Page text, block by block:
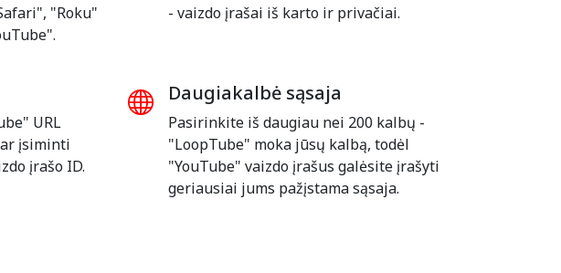
"Roku"
- vaizdo įrašai iš karto ir privačiai.
URL
įsiminti
įrašo ID.
Daugiakalbė sąsaja
Pasirinkite iš daugiau nei 200 kalbų -
"LoopTube" moka jūsų kalbą, todėl
"YouTube" vaizdo įrašus galėsite įrašyti
geriausiai jums pažįstama sąsaja.